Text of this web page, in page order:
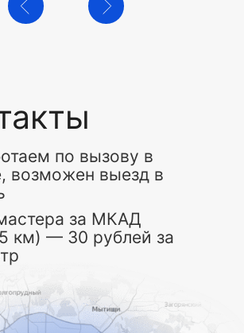
за МКАД
км) — 30 рублей за
по вызову в
возможен выезд в